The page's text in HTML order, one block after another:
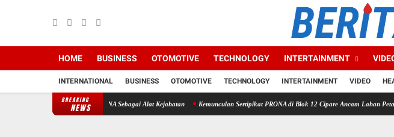
HOME BUSINESS OTOMOTIVE TECHNOLOGY INTERTAINMENT
INTERNATIONAL BUSINESS OTOMOTIVE TECHNOLOGY INTERTAINMENT VIDEO
BREAKING
NEWS
Jadikan PRONA Sebagai Alat Kejahatan Kemunculan Sertipikat PRONA di Blok 12 Cipare Ancam Lahan Petani, Jana